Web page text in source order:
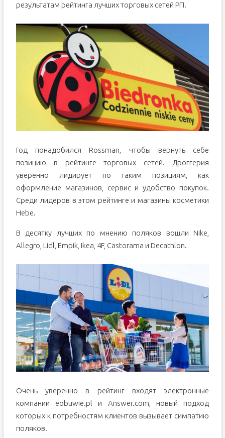
результатам рейтинга лучших торговых сетей РП.
Год понадобился Rossman, чтобы вернуть себе
позицию в рейтинге торговых сетей. Дроггерия
уверенно лидирует по таким позициям, как
оформление магазинов, сервис и удобство покупок.
Среди лидеров в этом рейтинге и магазины косметики
Hebe.
В десятку лучших по мнению поляков вошли Nike,
Allegro, Lidl, Empik, Ikea, 4F, Castorama и Decathlon.
Очень уверенно в рейтинг входят электронные
компании eobuwie.pl и Answer.com, новый подход
которых к потребностям клиентов вызывает симпатию
поляков.